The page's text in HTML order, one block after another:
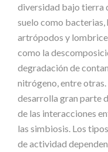
diversidad bajo tierra
suelo como
artrópodos y
como la
degradación de
nitrógeno, entre
desarrolla gran parte
de las interacciones
las simbiosis. Los
de actividad